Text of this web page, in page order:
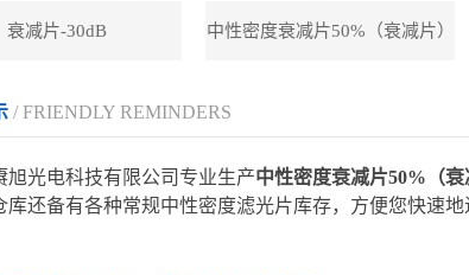
衰减片-30dB 中性密度衰减片50%（衰减片）
/ FRIENDLY REMINDERS
旭光电科技有限公司专业生产中性密度衰减片50%（衰
库还备有各种常规中性密度滤光片库存，方便您快速